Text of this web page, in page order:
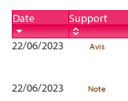
Date Support
22/06/2023
Avis
22/06/2023
Note